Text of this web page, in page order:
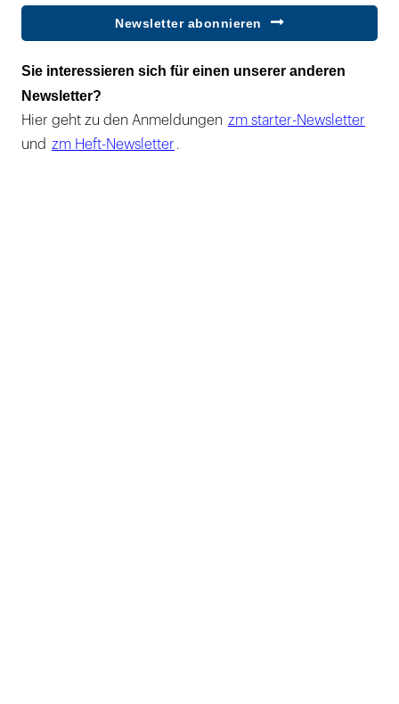
Newsletter abonnieren
Sie interessieren sich für einen unserer anderen
Newsletter?
Hier geht zu den Anmeldungen zm starter-Newsletter
und zm Heft-Newsletter .